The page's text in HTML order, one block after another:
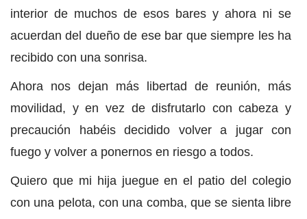
interior de muchos de esos bares y ahora ni se
acuerdan del dueño de ese bar que siempre les ha
recibido con una sonrisa.
Ahora nos dejan más libertad de reunión, más
movilidad, y en vez de disfrutarlo con cabeza y
precaución habéis decidido volver a jugar con
fuego y volver a ponernos en riesgo a todos.
Quiero que mi hija juegue en el patio del colegio
con una pelota, con una comba, que se sienta libre